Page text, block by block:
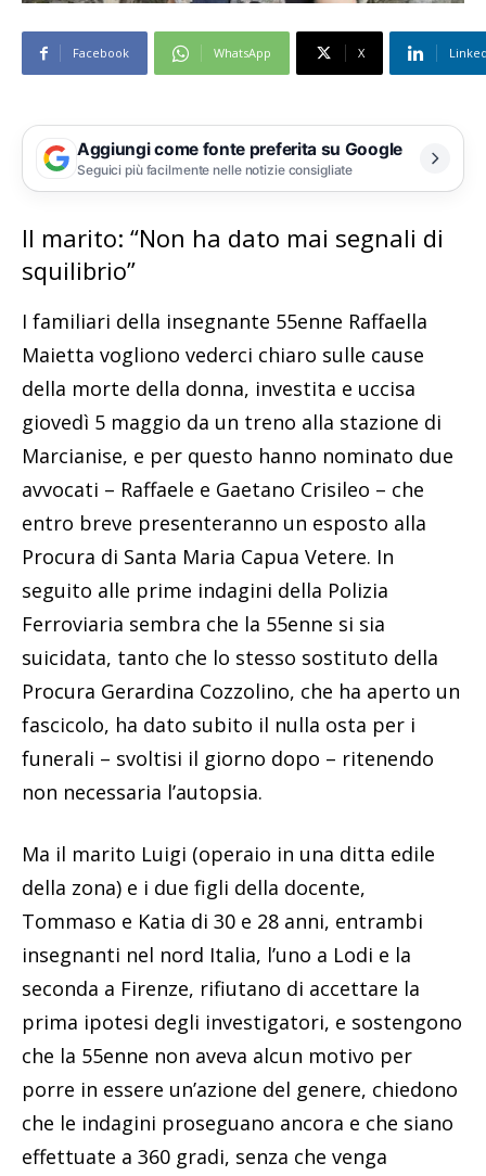
Facebook WhatsApp X
Aggiungi come fonte preferita su Google
Seguici più facilmente nelle notizie consigliate
Il marito: “Non ha dato mai segnali di
squilibrio”
I familiari della insegnante 55enne Raffaella
Maietta vogliono vederci chiaro sulle cause
della morte della donna, investita e uccisa
giovedì 5 maggio da un treno alla stazione di
Marcianise, e per questo hanno nominato due
avvocati – Raffaele e Gaetano Crisileo – che
entro breve presenteranno un esposto alla
Procura di Santa Maria Capua Vetere. In
seguito alle prime indagini della Polizia
Ferroviaria sembra che la 55enne si sia
suicidata, tanto che lo stesso sostituto della
Procura Gerardina Cozzolino, che ha aperto un
fascicolo, ha dato subito il nulla osta per i
funerali – svoltisi il giorno dopo – ritenendo
non necessaria l’autopsia.
Ma il marito Luigi (operaio in una ditta edile
della zona) e i due figli della docente,
Tommaso e Katia di 30 e 28 anni, entrambi
insegnanti nel nord Italia, l’uno a Lodi e la
seconda a Firenze, rifiutano di accettare la
prima ipotesi degli investigatori, e sostengono
che la 55enne non aveva alcun motivo per
porre in essere un’azione del genere, chiedono
che le indagini proseguano ancora e che siano
effettuate a 360 gradi, senza che venga